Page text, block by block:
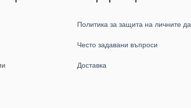
Политика за защита на личните
Често задавани въпроси
Доставка